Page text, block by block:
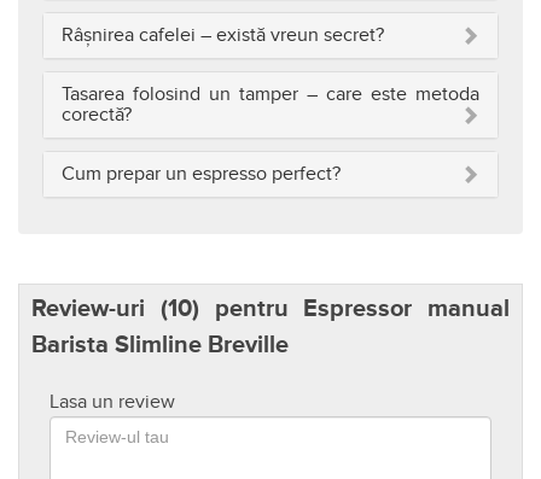
Râșnirea cafelei – există vreun secret?
Tasarea folosind un tamper – care este metoda
corectă?
Cum prepar un espresso perfect?
Review-uri (10) pentru Espressor manual
Barista Slimline Breville
Lasa un review